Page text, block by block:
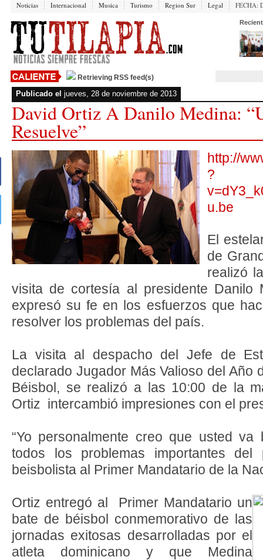
Noticias Internacional Musica Turismo Region Sur Legal FECHA:
Retrieving RSS feed(s)
Publicado el jueves, 28 de noviembre de 2013
David Ortiz A Danilo Medina:
Resuelve”
http://
?
u.be
El
de
realizó
visita de cortesía al presidente Danilo
expresó su fe en los esfuerzos que
resolver los problemas del país.
La visita al despacho del Jefe de
declarado Jugador Más Valioso del Año
Béisbol, se realizó a las 10:00 de la
Ortiz intercambió impresiones con el
“Yo personalmente creo que usted
todos los problemas importantes
beisbolista al Primer Mandatario de la
Ortiz entregó al Primer Mandatario un
bate de béisbol conmemorativo de las
jornadas exitosas desarrolladas por el
atleta dominicano y que Medina